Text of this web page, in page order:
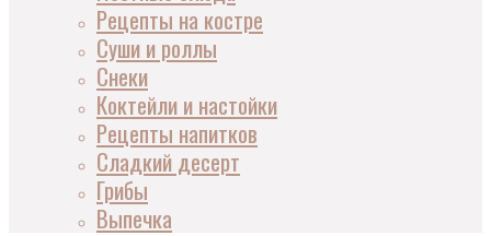
Рецепты на костре
Суши и роллы
Снеки
Коктейли и настойки
Рецепты напитков
Сладкий десерт
Грибы
Выпечка